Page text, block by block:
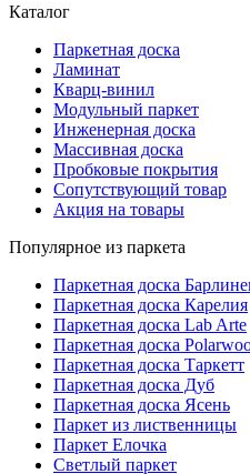
Каталог
Паркетная доска
Ламинат
Кварц-винил
Модульный паркет
Инженерная доска
Массивная доска
Пробковые покрытия
Сопутствующий товар
Акция на товары
Популярное из паркета
Паркетная доска
Паркетная доска Карелия
Паркетная доска Lab Arte
Паркетная доска
Паркетная доска Таркетт
Паркетная доска Дуб
Паркетная доска Ясень
Паркет из лиственницы
Паркет Елочка
Светлый паркет